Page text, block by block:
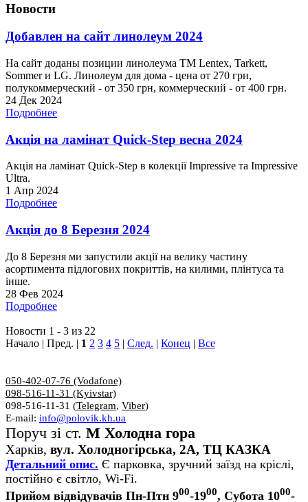
Новости
Добавлен на сайт линолеум 2024
На сайт доданы позиции линолеума ТМ Lentex, Tarkett,
Sommer и LG. Линолеум для дома - цена от 270 грн,
полукоммерческий - от 350 грн, коммерческий - от 400 грн.
24 Дек 2024
Подробнее
Акція на ламінат Quick-Step весна 2024
Акція на ламінат Quick-Step в колекції Impressive та Impressive
Ultra.
1 Апр 2024
Подробнее
Акція до 8 Березня 2024
До 8 Березня ми запустили акції на велику частину
асортимента підлогових покриттів, на килими, плінтуса та
інше.
28 Фев 2024
Подробнее
Новости 1 - 3 из 22
Начало | Пред. | 1 2 3 4 5 | След. | Конец | Все
050-402-07-76 (Vodafone)
098-516-11-31 (Kyivstar)
098-516-11-31 (Telegram, Viber)
E-mail: info@polovik.kh.ua
Поруч зі ст. М Холодна гора
Харків, вул. Холодногірська, 2А, ТЦ КАЗКА
Детальний опис. Є парковка, зручний заїзд на кріслі,
постійно є світло, Wi-Fi.
Прийом відвідувачів Пн-Птн 900-1900, Субота 1000-